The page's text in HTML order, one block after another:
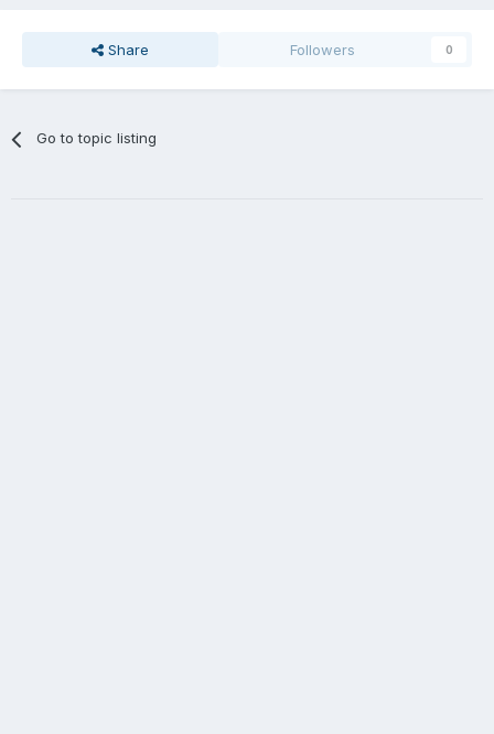
Share Followers 0
Go to topic listing